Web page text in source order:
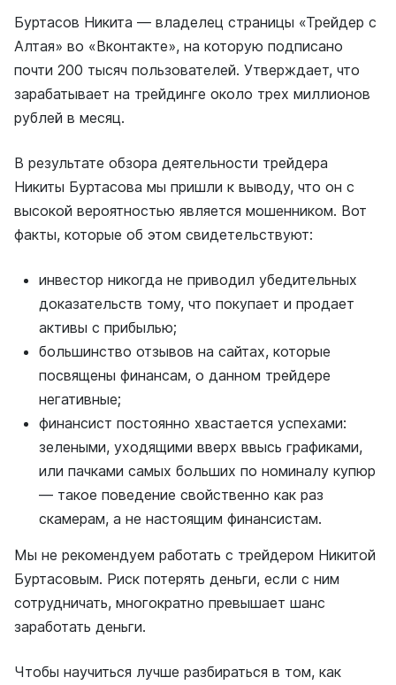
Буртасов Никита — владелец страницы «Трейдер с
Алтая» во «Вконтакте», на которую подписано
почти 200 тысяч пользователей. Утверждает, что
зарабатывает на трейдинге около трех миллионов
рублей в месяц.
В результате обзора деятельности трейдера
Никиты Буртасова мы пришли к выводу, что он с
высокой вероятностью является мошенником. Вот
факты, которые об этом свидетельствуют:
инвестор никогда не приводил убедительных
доказательств тому, что покупает и продает
активы с прибылью;
большинство отзывов на сайтах, которые
посвящены финансам, о данном трейдере
негативные;
финансист постоянно хвастается успехами:
зелеными, уходящими вверх ввысь графиками,
или пачками самых больших по номиналу купюр
— такое поведение свойственно как раз
скамерам, а не настоящим финансистам.
Мы не рекомендуем работать с трейдером Никитой
Буртасовым. Риск потерять деньги, если с ним
сотрудничать, многократно превышает шанс
заработать деньги.
Чтобы научиться лучше разбираться в том, как